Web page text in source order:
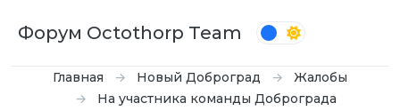
Форум Octothorp Team
Главная Новый Доброград
Жалобы
На участника команды Доброграда